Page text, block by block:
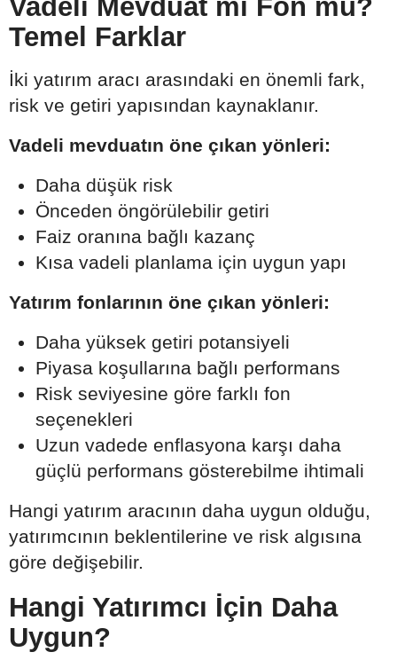
Vadeli Mevduat mı Fon mu?
Temel Farklar
İki yatırım aracı arasındaki en önemli fark,
risk ve getiri yapısından kaynaklanır.
Vadeli mevduatın öne çıkan yönleri:
Daha düşük risk
Önceden öngörülebilir getiri
Faiz oranına bağlı kazanç
Kısa vadeli planlama için uygun yapı
Yatırım fonlarının öne çıkan yönleri:
Daha yüksek getiri potansiyeli
Piyasa koşullarına bağlı performans
Risk seviyesine göre farklı fon
seçenekleri
Uzun vadede enflasyona karşı daha
güçlü performans gösterebilme ihtimali
Hangi yatırım aracının daha uygun olduğu,
yatırımcının beklentilerine ve risk algısına
göre değişebilir.
Hangi Yatırımcı İçin Daha
Uygun?